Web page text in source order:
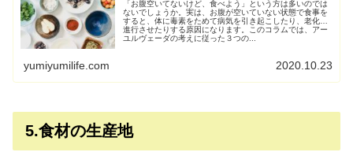
「お腹空いてないけど、食べよう」という方は多いのでは
ないでしょうか。実は、お腹が空いていない状態で食事を
すると、体に毒素をためて病気を引き起こしたり、老化を
進行させたりする原因になります。このコラムでは、アー
ユルヴェーダの考えに従った３つの...
yumiyumilife.com 2020.10.23
5.食材の生産地